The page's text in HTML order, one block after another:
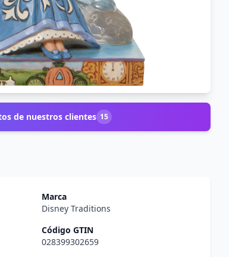
de nuestros clientes 15
Marca
Disney Traditions
Código GTIN
028399302659